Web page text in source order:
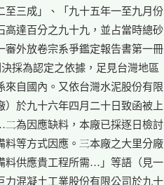
至三成」、「九十五年一至九月份
高達百分之九十九，並占當時總砂
審外放卷宗系爭鑑定報告書第一冊
採為認定之依據，足見台灣地區
來自國內。又依台灣水泥股份有限
）於九十六年四月二十日致函被上
為因應缺料，本廠已採逐日檢討
料等方式因應。本廠之大里分廠
料供應貴工程所需…」等語（見一
力混凝土工業股份有限公司於九十